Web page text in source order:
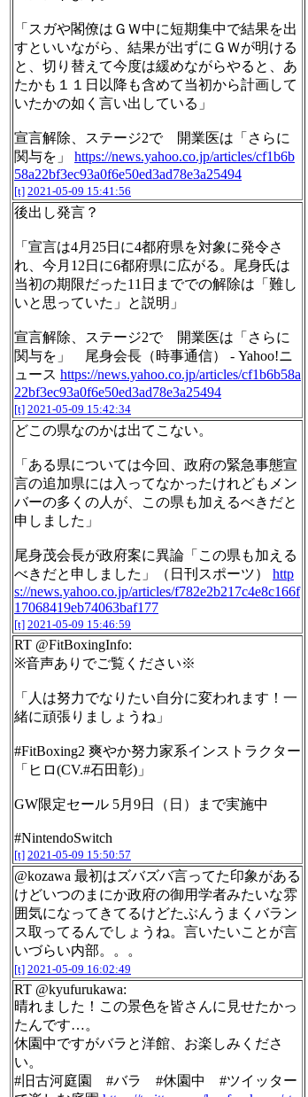
「スガや閣僚はＧＷ中に短期集中で結果を出
すといいながら、結果が出ずにＧＷが明ける
と、切り替えて今度は緩めながらやると、あ
たかも１１日以降も含めて当初から計画して
いたかの如く言い出している」
宣言解除、ステージ2で 開業医は「さらに
関与を」 https://news.yahoo.co.jp/articles/cf1b6b
58a22bf3ec93a0f6e50ed3ad78e3a25494
[t] 2021-05-09 15:41:56
後出し発言？
「宣言は4月25日に4都府県を対象に発令さ
れ、今月12日に6都府県に広がる。尾身氏は
当初の期限だった11日まででの解除は「難し
いと思っていた」と説明」
宣言解除、ステージ2で 開業医は「さらに
関与を」 尾身会長（時事通信） - Yahoo!ニ
ュース https://news.yahoo.co.jp/articles/cf1b6b58a
22bf3ec93a0f6e50ed3ad78e3a25494
[t] 2021-05-09 15:42:34
どこの県なのかは出てこない。
「ある県については今回、政府の緊急事態宣
言の追加県には入ってなかったけれどもメン
バーの多くの人が、この県も加えるべきだと
申しました」
尾身茂会長が政府案に異論「この県も加える
べきだと申しました」（日刊スポーツ） http
s://news.yahoo.co.jp/articles/f782e2b217c4e8c166f
17068419eb74063baf177
[t] 2021-05-09 15:46:59
RT @FitBoxingInfo:
※音声ありでご覧ください※
「人は努力でなりたい自分に変われます！一
緒に頑張りましょうね」
#FitBoxing2 爽やか努力家系インストラクター
「ヒロ(CV.#石田彰)」
GW限定セール 5月9日（日）まで実施中
#NintendoSwitch
[t] 2021-05-09 15:50:57
@kozawa 最初はズバズバ言ってた印象がある
けどいつのまにか政府の御用学者みたいな雰
囲気になってきてるけどたぶんうまくバラン
ス取ってるんでしょうね。言いたいことが言
いづらい内部。。。
[t] 2021-05-09 16:02:49
RT @kyufurukawa:
晴れました！この景色を皆さんに見せたかっ
たんです…。
休園中ですがバラと洋館、お楽しみくださ
い。
#旧古河庭園 #バラ #休園中 #ツイッター